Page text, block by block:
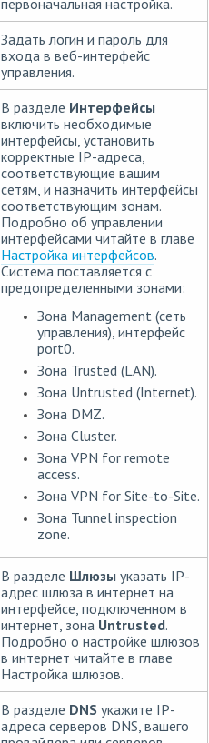
первоначальная настройка.
Задать логин и пароль для
входа в веб-интерфейс
управления.
В разделе Интерфейсы
включить необходимые
интерфейсы, установить
корректные IP-адреса,
соответствующие вашим
сетям, и назначить интерфейсы
соответствующим зонам.
Подробно об управлении
интерфейсами читайте в главе
Настройка интерфейсов.
Система поставляется с
предопределенными зонами:
Зона Management (сеть
управления), интерфейс
port0.
Зона Trusted (LAN).
Зона Untrusted (Internet).
Зона DMZ.
Зона Cluster.
Зона VPN for remote
access.
Зона VPN for Site-to-Site.
Зона Tunnel inspection
zone.
В разделе Шлюзы указать IP-
адрес шлюза в интернет на
интерфейсе, подключенном в
интернет, зона Untrusted.
Подробно о настройке шлюзов
в интернет читайте в главе
Настройка шлюзов.
В разделе DNS укажите IP-
адреса серверов DNS, вашего